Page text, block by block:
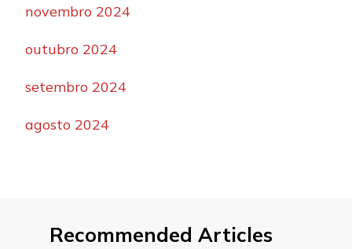
novembro 2024
outubro 2024
setembro 2024
agosto 2024
Recommended Articles